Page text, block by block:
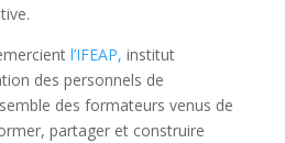
l’IFEAP, institut
des personnels de
des formateurs venus de
partager et construire